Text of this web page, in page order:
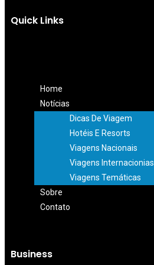
Quick Links
Home
Notícias
Dicas De Viagem
Hotéis E Resorts
Viagens Nacionais
Viagens Internacionias
Viagens Temáticas
Sobre
Contato
Business